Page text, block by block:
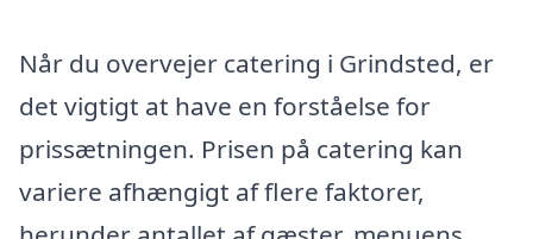
Når du overvejer catering i Grindsted, er
det vigtigt at have en forståelse for
prissætningen. Prisen på catering kan
variere afhængigt af flere faktorer,